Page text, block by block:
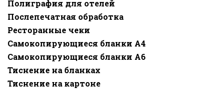
Полиграфия для отелей
Послепечатная обработка
Ресторанные чеки
Самокопирующиеся бланки A4
Самокопирующиеся бланки A6
Тиснение на бланках
Тиснение на картоне